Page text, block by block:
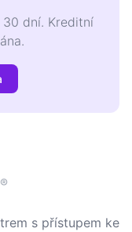
30 dní. Kreditní
®
s přístupem ke